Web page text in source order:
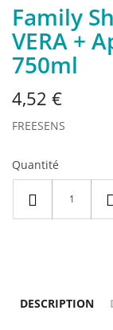
Family
VERA +
750ml
4,52 €
FREESENS
Quantité
DESCRIPTION